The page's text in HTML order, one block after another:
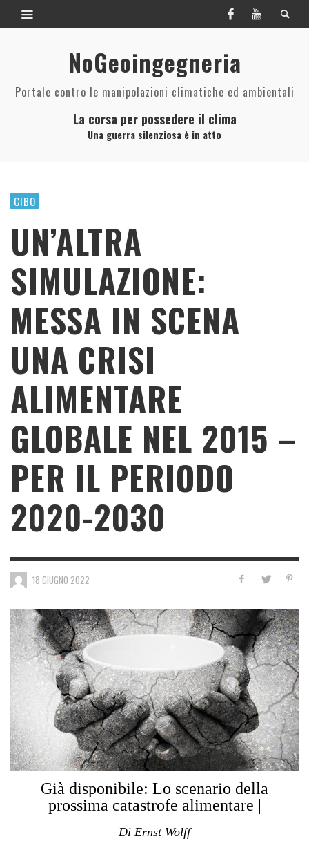
NoGeoingegneria
Portale contro le manipolazioni climatiche ed ambientali
La corsa per possedere il clima
Una guerra silenziosa è in atto
CIBO
UN’ALTRA
SIMULAZIONE:
MESSA IN SCENA
UNA CRISI
ALIMENTARE
GLOBALE NEL 2015 –
PER IL PERIODO
2020-2030
18 GIUGNO 2022
Già disponibile: Lo scenario della
prossima catastrofe alimentare |
Di Ernst Wolff